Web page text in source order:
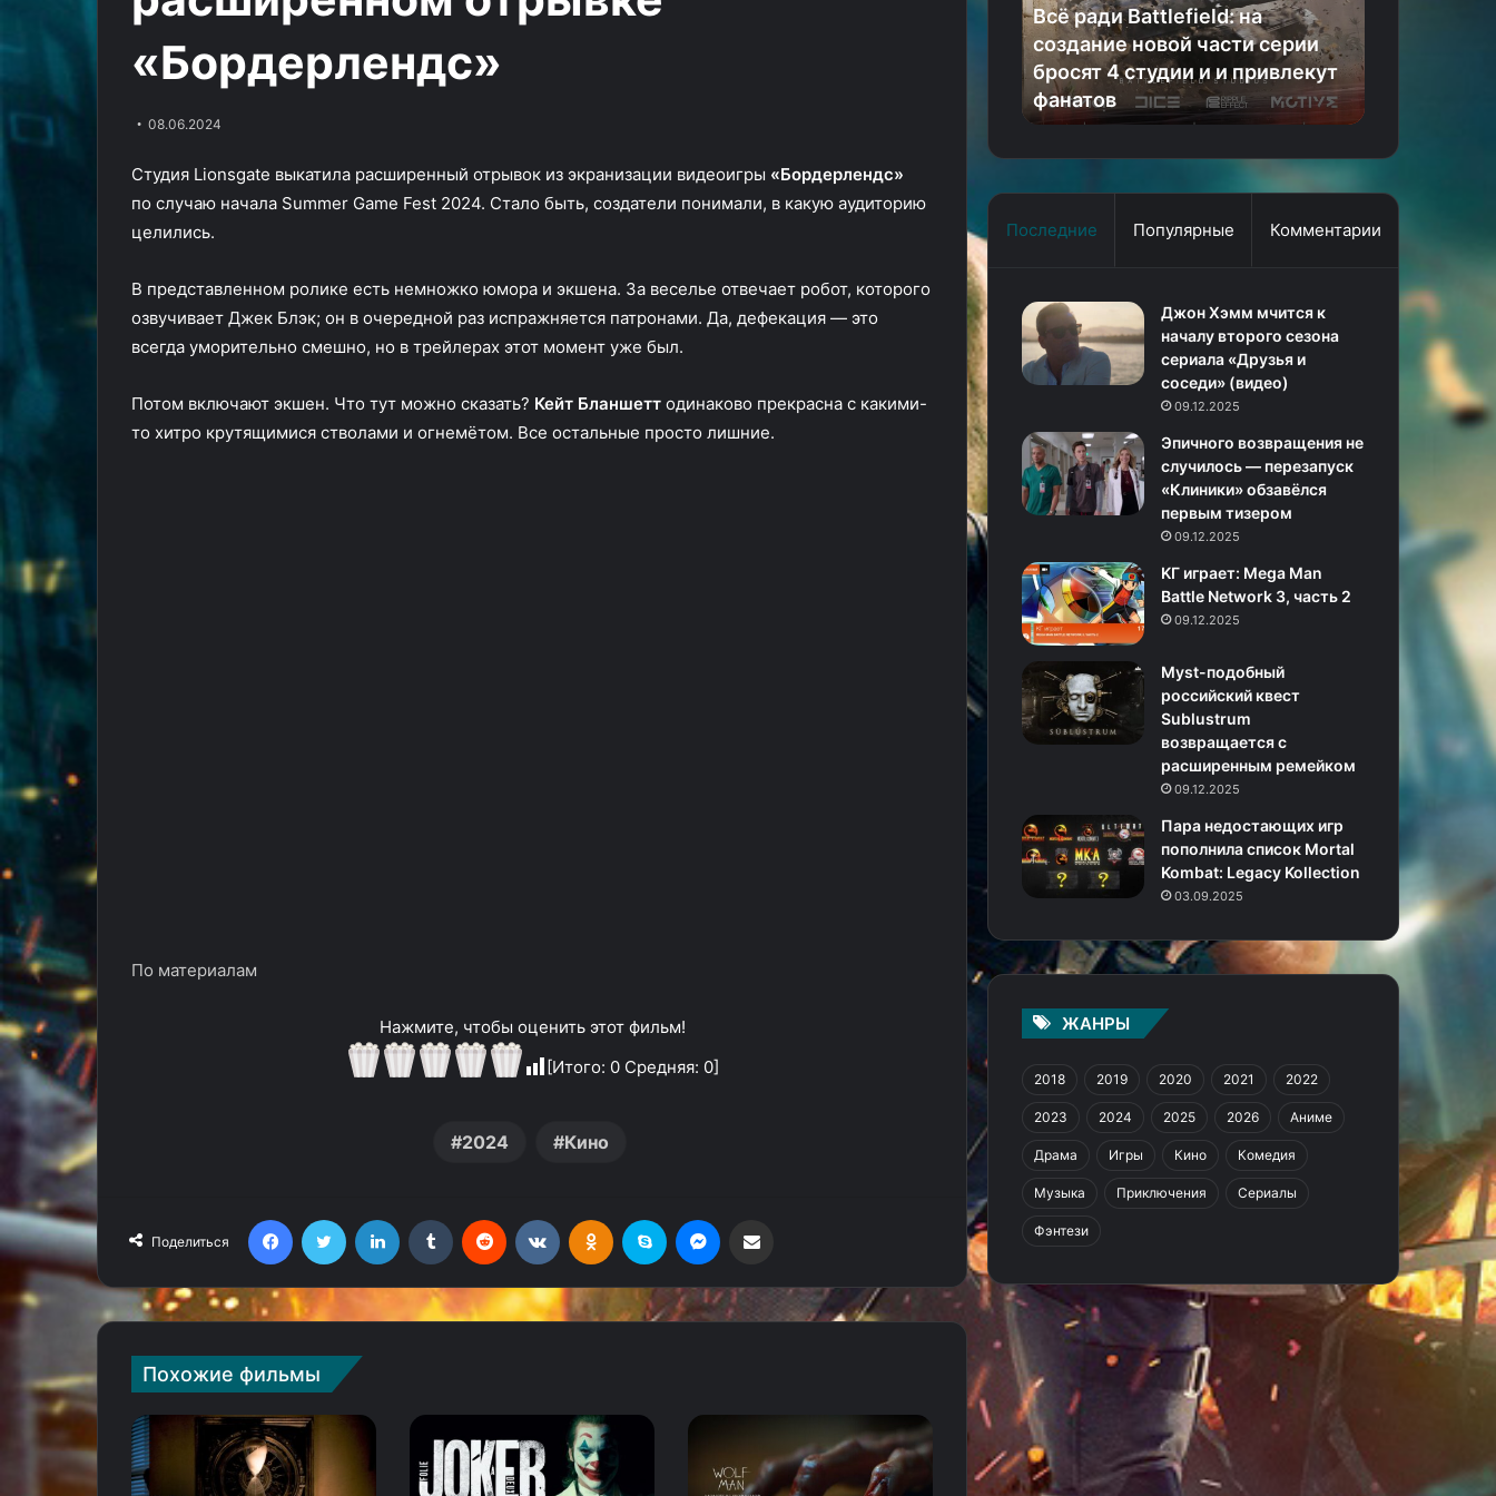
«Бордерлендс»
08.06.2024
Студия Lionsgate выкатила расширенный отрывок из экранизации видеоигры «Бордерлендс»
по случаю начала Summer Game Fest 2024. Стало быть, создатели понимали, в какую аудиторию
целились.
В представленном ролике есть немножко юмора и экшена. За веселье отвечает робот, которого
озвучивает Джек Блэк; он в очередной раз испражняется патронами. Да, дефекация — это
всегда уморительно смешно, но в трейлерах этот момент уже был.
Потом включают экшен. Что тут можно сказать? Кейт Бланшетт одинаково прекрасна с какими-
то хитро крутящимися стволами и огнемётом. Все остальные просто лишние.
По материалам
Нажмите, чтобы оценить этот фильм!
[Итого: 0Средняя: 0]
2024 Кино
Поделиться
FacebookTwitter LinkedIn Tumblr Reddit ВконтактеОдноклассники
Skype
Похожие фильмы
Релиз близко: новый трейлер
World of Goo 2
«‎Ресторан»‎
26.02.2025
демонстрирует катсцену
новой
части
серии
бросят
студии
привлекут
Всё ради Battlefield: на
создание новой части серии
бросят 4 студии и и привлекут
фанатов
брутальную
школоту
Последние Популярные Комментарии
Джон Хэмм мчится к
началу второго сезона
сериала «Друзья и
соседи» (видео)
09.12.2025
Эпичного возвращения не
случилось — перезапуск
«Клиники» обзавёлся
первым тизером
09.12.2025
KГ игpaeт: Mega Man
Battle Network 3, часть 2
09.12.2025
Myst-подобный
российский квест
Sublustrum
возвращается с
расширенным ремейком
09.12.2025
Пара недостающих игр
пополнила список Mortal
Kombat: Legacy Kollection
03.09.2025
ЖАНРЫ
2018 2019 2020 2021 2022
2023 2024 2025 2026 Аниме
Драма Игры Кино Комедия
Музыка Приключения Сериалы
Фэнтези